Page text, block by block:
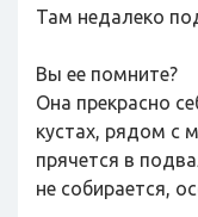
Там недалеко
Вы ее помните?
Она прекрасно
кустах, рядом с
прячется в
не собирается,